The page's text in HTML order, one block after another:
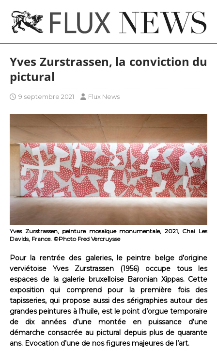
Yves Zurstrassen, la conviction du
pictural
9 septembre 2021 Flux News
Yves Zurstrassen, peinture mosaïque monumentale, 2021, Chai Les
Davids, France. ©Photo Fred Vercruysse
Pour la rentrée des galeries, le peintre belge d’origine
verviétoise Yves Zurstrassen (1956) occupe tous les
espaces de la galerie bruxelloise Baronian Xippas. Cette
exposition qui comprend pour la première fois des
tapisseries, qui propose aussi des sérigraphies autour des
grandes peintures à l’huile, est le point d’orgue temporaire
de dix années d’une montée en puissance d’une
démarche consacrée au pictural depuis plus de quarante
ans. Evocation d’une de nos figures majeures de l’art.